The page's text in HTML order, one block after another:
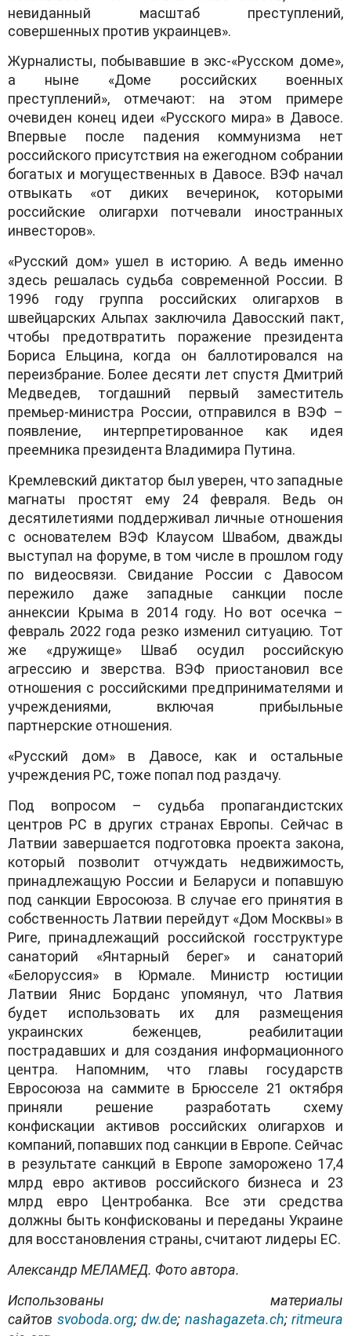
невиданный масштаб преступлений,
совершенных против украинцев».
Журналисты, побывавшие в экс-«Русском доме»,
а ныне «Доме российских военных
преступлений», отмечают: на этом примере
очевиден конец идеи «Русского мира» в Давосе.
Впервые после падения коммунизма нет
российского присутствия на ежегодном собрании
богатых и могущественных в Давосе. ВЭФ начал
отвыкать «от диких вечеринок, которыми
российские олигархи потчевали иностранных
инвесторов».
«Русский дом» ушел в историю. А ведь именно
здесь решалась судьба современной России. В
1996 году группа российских олигархов в
швейцарских Альпах заключила Давосский пакт,
чтобы предотвратить поражение президента
Бориса Ельцина, когда он баллотировался на
переизбрание. Более десяти лет спустя Дмитрий
Медведев, тогдашний первый заместитель
премьер-министра России, отправился в ВЭФ –
появление, интерпретированное как идея
преемника президента Владимира Путина.
Кремлевский диктатор был уверен, что западные
магнаты простят ему 24 февраля. Ведь он
десятилетиями поддерживал личные отношения
с основателем ВЭФ Клаусом Швабом, дважды
выступал на форуме, в том числе в прошлом году
по видеосвязи. Свидание России с Давосом
пережило даже западные санкции после
аннексии Крыма в 2014 году. Но вот осечка –
февраль 2022 года резко изменил ситуацию. Тот
же «дружище» Шваб осудил российскую
агрессию и зверства. ВЭФ приостановил все
отношения с российскими предпринимателями и
учреждениями, включая прибыльные
партнерские отношения.
«Русский дом» в Давосе, как и остальные
учреждения РС, тоже попал под раздачу.
Под вопросом – судьба пропагандистских
центров РС в других странах Европы. Сейчас в
Латвии завершается подготовка проекта закона,
который позволит отчуждать недвижимость,
принадлежащую России и Беларуси и попавшую
под санкции Евросоюза. В случае его принятия в
собственность Латвии перейдут «Дом Москвы» в
Риге, принадлежащий российской госструктуре
санаторий «Янтарный берег» и санаторий
«Белоруссия» в Юрмале. Министр юстиции
Латвии Янис Борданс упомянул, что Латвия
будет использовать их для размещения
украинских беженцев, реабилитации
пострадавших и для создания информационного
центра. Напомним, что главы государств
Евросоюза на саммите в Брюсселе 21 октября
приняли решение разработать схему
конфискации активов российских олигархов и
компаний, попавших под санкции в Европе. Сейчас
в результате санкций в Европе заморожено 17,4
млрд евро активов российского бизнеса и 23
млрд евро Центробанка. Все эти средства
должны быть конфискованы и переданы Украине
для восстановления страны, считают лидеры ЕС.
Александр МЕЛАМЕД. Фото автора.
Использованы материалы
сайтов svoboda.org; dw.de; nashagazeta.ch; ritmeura